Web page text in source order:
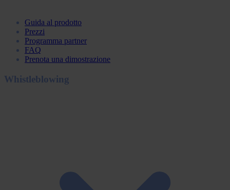
Guida al prodotto
Prezzi
Programma partner
FAQ
Prenota una dimostrazione
Whistleblowing